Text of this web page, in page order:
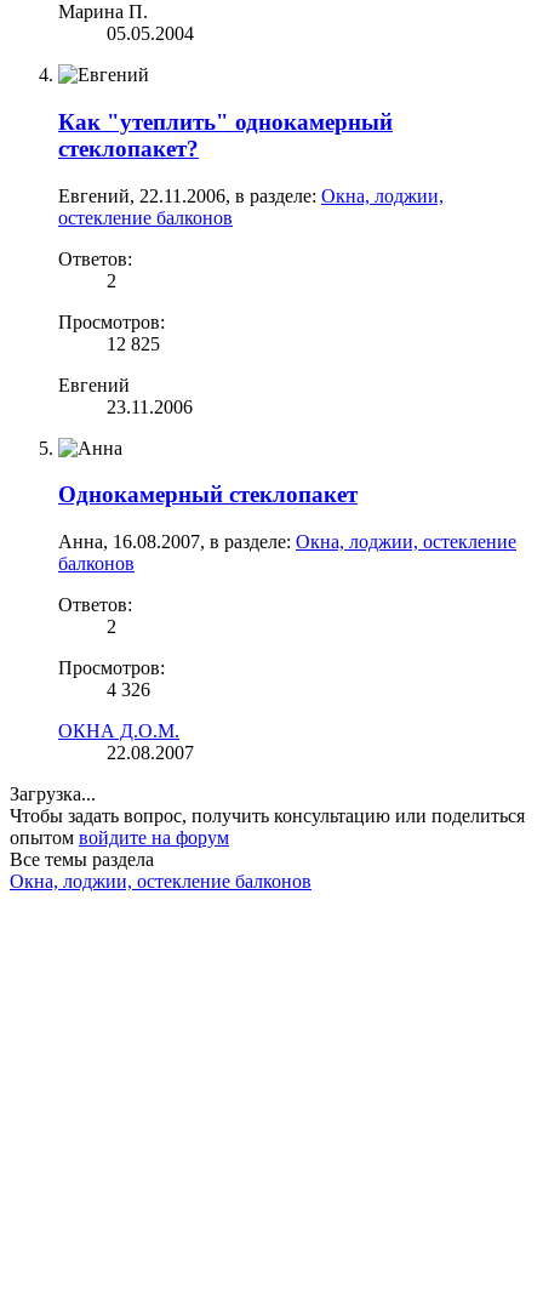
Марина П.
05.05.2004
Как "утеплить" однокамерный
стеклопакет?
Евгений, 22.11.2006, в разделе: Окна, лоджии,
остекление балконов
Ответов:
2
Просмотров:
12 825
Евгений
23.11.2006
Однокамерный стеклопакет
Анна, 16.08.2007, в разделе: Окна, лоджии, остекление
балконов
Ответов:
2
Просмотров:
4 326
ОКНА Д.О.М.
22.08.2007
Загрузка...
Чтобы задать вопрос, получить консультацию или поделиться
опытом войдите на форум
Все темы раздела
Окна, лоджии, остекление балконов